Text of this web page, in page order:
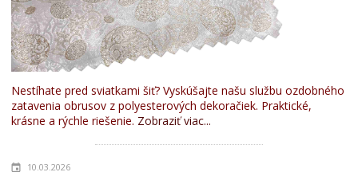
Nestíhate pred sviatkami šiť? Vyskúšajte našu službu ozdobného
zatavenia obrusov z polyesterových dekoračiek. Praktické,
krásne a rýchle riešenie. Zobraziť viac...
10.03.2026